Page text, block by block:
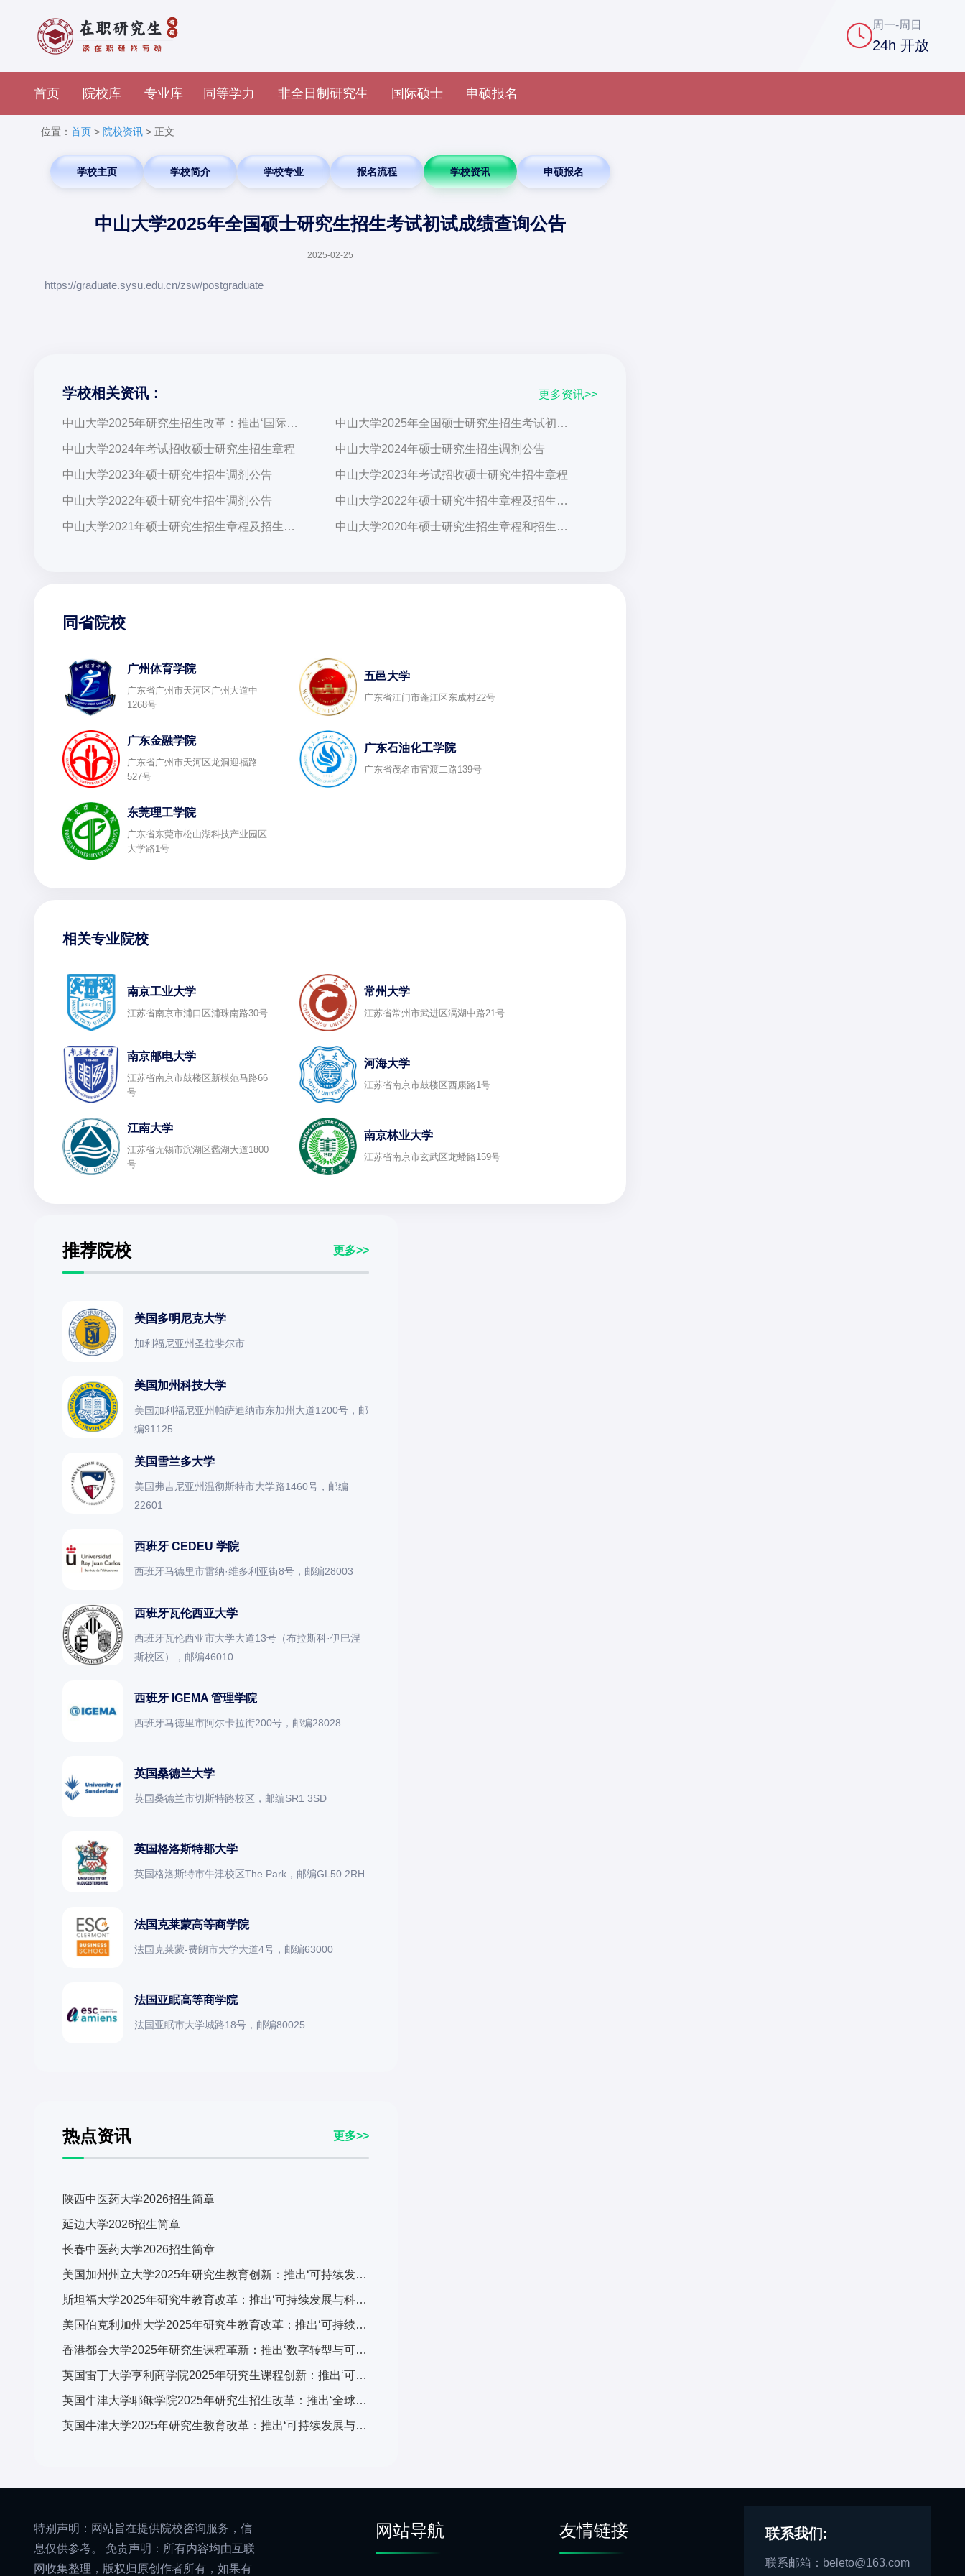
周一-周日
24h 开放
首页 院校库 专业库 同等学力 非全日制研究生 国际硕士 申硕报名
位置： 首页 > 院校资讯 > 正文
学校主页 学校简介 学校专业 报名流程 学校资讯 申硕报名
中山大学2025年全国硕士研究生招生考试初试成绩查询公告
2025-02-25
https://graduate.sysu.edu.cn/zsw/postgraduate
学校相关资讯： 更多资讯>>
中山大学2025年研究生招生改革：推出‘国际化+创新’培养模式，引发广泛关注 中山大学2025年全国硕士研究生招生考试初试成绩查询公告
中山大学2024年考试招收硕士研究生招生章程 中山大学2024年硕士研究生招生调剂公告
中山大学2023年硕士研究生招生调剂公告 中山大学2023年考试招收硕士研究生招生章程
中山大学2022年硕士研究生招生调剂公告 中山大学2022年硕士研究生招生章程及招生学科专业目录
中山大学2021年硕士研究生招生章程及招生学科专业目录 中山大学2020年硕士研究生招生章程和招生专业目录
同省院校
广州体育学院
广东省广州市天河区广州大道中
1268号
五邑大学
广东省江门市蓬江区东成村22号
广东金融学院
广东省广州市天河区龙洞迎福路
527号
广东石油化工学院
广东省茂名市官渡二路139号
东莞理工学院
广东省东莞市松山湖科技产业园区
大学路1号
相关专业院校
南京工业大学
江苏省南京市浦口区浦珠南路30号
常州大学
江苏省常州市武进区滆湖中路21号
南京邮电大学
江苏省南京市鼓楼区新模范马路66
号
河海大学
江苏省南京市鼓楼区西康路1号
江南大学
江苏省无锡市滨湖区蠡湖大道1800
号
南京林业大学
江苏省南京市玄武区龙蟠路159号
推荐院校 更多>>
美国多明尼克大学
加利福尼亚州圣拉斐尔市
美国加州科技大学
美国加利福尼亚州帕萨迪纳市东加州大道1200号，邮
编91125
美国雪兰多大学
美国弗吉尼亚州温彻斯特市大学路1460号，邮编
22601
西班牙 CEDEU 学院
西班牙马德里市雷纳·维多利亚街8号，邮编28003
西班牙瓦伦西亚大学
西班牙瓦伦西亚市大学大道13号（布拉斯科·伊巴涅
斯校区），邮编46010
西班牙 IGEMA 管理学院
西班牙马德里市阿尔卡拉街200号，邮编28028
英国桑德兰大学
英国桑德兰市切斯特路校区，邮编SR1 3SD
英国格洛斯特郡大学
英国格洛斯特市牛津校区The Park，邮编GL50 2RH
法国克莱蒙高等商学院
法国克莱蒙-费朗市大学大道4号，邮编63000
法国亚眠高等商学院
法国亚眠市大学城路18号，邮编80025
热点资讯 更多>>
陕西中医药大学2026招生简章
延边大学2026招生简章
长春中医药大学2026招生简章
美国加州州立大学2025年研究生教育创新：推出‘可持续发展与科技融合’跨学科计划，引发广泛关注
斯坦福大学2025年研究生教育改革：推出‘可持续发展与科技融合’跨学科计划，引发全球关注
美国伯克利加州大学2025年研究生教育改革：推出‘可持续发展与科技融合’交叉培养计划，引发学术界广泛关注
香港都会大学2025年研究生课程革新：推出‘数字转型与可持续发展’跨学科计划，引发广泛关注
英国雷丁大学亨利商学院2025年研究生课程创新：推出‘可持续金融与ESG’专项计划，引领商科教育新趋势
英国牛津大学耶稣学院2025年研究生招生改革：推出‘全球挑战’跨学科项目，引发国际教育界关注
英国牛津大学2025年研究生教育改革：推出‘可持续发展与全球挑战’交叉学科计划，引发国际教育界关注
特别声明：网站旨在提供院校咨询服务，信
息仅供参考。 免责声明：所有内容均由互联
网收集整理，版权归原创作者所有，如果有
网站导航 友情链接 联系我们:
联系邮箱：beleto@163.com